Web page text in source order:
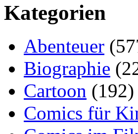
Kategorien
Abenteuer
Biographie
Cartoon (192)
Comics für